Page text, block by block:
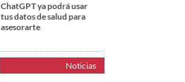
ChatGPT ya podrá usar
tus datos de salud para
asesorarte
Noticias